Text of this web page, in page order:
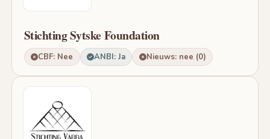
Stichting Sytske Foundation
CBF: Nee ANBI: Ja Nieuws: nee (0)